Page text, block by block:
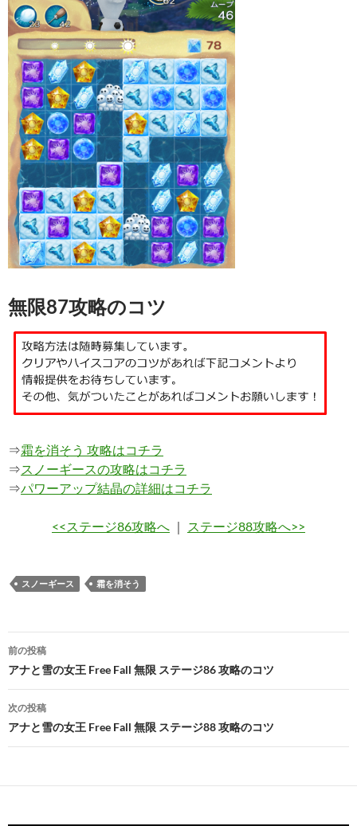
無限87攻略のコツ
⇒霜を消そう 攻略はコチラ
⇒スノーギースの攻略はコチラ
⇒パワーアップ結晶の詳細はコチラ
<<ステージ86攻略へ ｜ ステージ88攻略へ>>
スノーギース 霜を消そう
投
稿
ナ
ビ
ゲ
ー
前の投稿
アナと雪の女王 Free Fall 無限 ステージ86 攻略のコツ
次の投稿
アナと雪の女王 Free Fall 無限 ステージ88 攻略のコツ